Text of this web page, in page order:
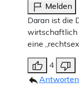
Melden
Daran ist die
wirtschaftlich
eine
4
Antworten